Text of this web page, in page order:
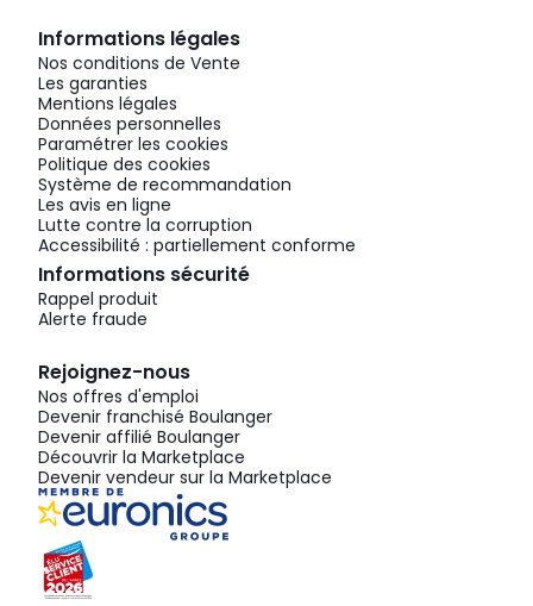
Informations légales
Nos conditions de Vente
Les garanties
Mentions légales
Données personnelles
Paramétrer les cookies
Politique des cookies
Système de recommandation
Les avis en ligne
Lutte contre la corruption
Accessibilité : partiellement conforme
Informations sécurité
Rappel produit
Alerte fraude
Rejoignez-nous
Nos offres d'emploi
Devenir franchisé Boulanger
Devenir affilié Boulanger
Découvrir la Marketplace
Devenir vendeur sur la Marketplace